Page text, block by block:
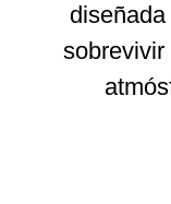
sobrevivir